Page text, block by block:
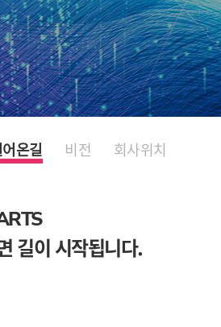
온길 비전 회사위치
길이 시작됩니다.